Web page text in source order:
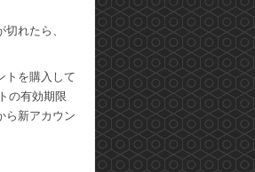
れたら、
トを購入して
の有効期限
ら新アカウン